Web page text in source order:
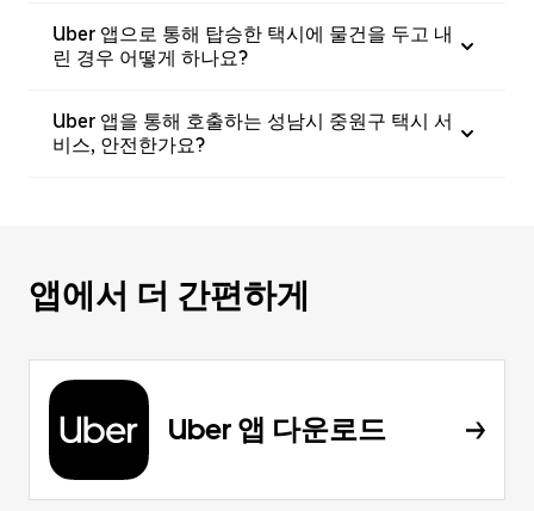
Uber 앱으로 통해 탑승한 택시에 물건을 두고 내
린 경우 어떻게 하나요?
Uber 앱을 통해 호출하는 성남시 중원구 택시 서
비스, 안전한가요?
앱에서 더 간편하게
Uber 앱 다운로드